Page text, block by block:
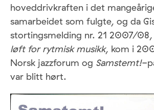
hoveddrivkraften i det
samarbeidet som fulgte, og da
stortingsmelding nr. 21 2007/08,
løft for rytmisk musikk, kom i
Norsk jazzforum og Samstemt!-
var blitt hørt.